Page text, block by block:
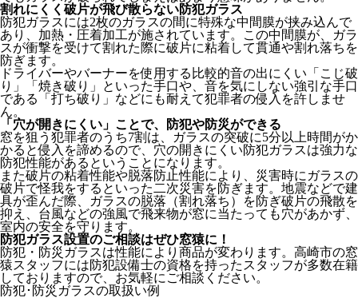
割れにくく破片が飛び散らない防犯ガラス
防犯ガラスには2枚のガラスの間に特殊な中間膜が挟み込んで
あり、加熱・圧着加工が施されています。この中間膜が、ガラ
スが衝撃を受けて割れた際に破片に粘着して貫通や割れ落ちを
防ぎます。
ドライバーやバーナーを使用する比較的音の出にくい「こじ破
り」「焼き破り」といった手口や、音を気にしない強引な手口
である「打ち破り」などにも耐えて犯罪者の侵入を許しませ
ん。
「穴が開きにくい」ことで、防犯や防災ができる
窓を狙う犯罪者のうち7割は、ガラスの突破に5分以上時間がか
かると侵入を諦めるので、穴の開きにくい防犯ガラスは強力な
防犯性能があるということになります。
また破片の粘着性能や脱落防止性能により、災害時にガラスの
破片で怪我をするといった二次災害を防ぎます。地震などで建
具が歪んだ際、ガラスの脱落（割れ落ち）を防ぎ破片の飛散を
抑え、台風などの強風で飛来物が窓に当たっても穴があかず、
室内の安全を守ります。
防犯ガラス設置のご相談はぜひ窓猿に！
防犯・防災ガラスは性能により商品が変わります。高崎市の窓
猿スタッフには防犯設備士の資格を持ったスタッフが多数在籍
しておりますので、お気軽にご相談ください。
防犯･防災ガラスの取扱い例